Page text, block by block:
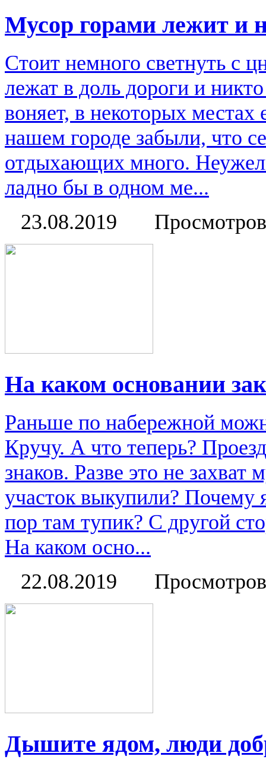
Мусор горами лежит и
Стоит немного светнуть с
лежат в доль дороги и
воняет, в некоторых
нашем городе забыли, что
отдыхающих много.
ладно бы в одном ме...
23.08.2019
На каком основании
Раньше по набережной
Кручу. А что теперь?
знаков. Разве это не
участок выкупили? Почему
пор там тупик? С другой
На каком осно...
22.08.2019
Дышите ядом, люди